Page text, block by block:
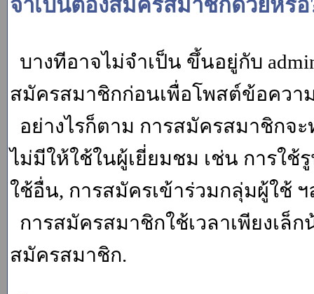
จำเป็นต้องสมัครสมาชิกด้วยหรือ
บางทีอาจไม่จำเป็น ขึ้นอยู่กับ
สมัครสมาชิกก่อนเพื่อโพสต์ข้อควา
อย่างไรก็ตาม การสมัครสมาชิก
ไม่มีให้ใช้ในผู้เยี่ยมชม เช่น การใช้
ใช้อื่น, การสมัครเข้าร่วมกลุ่มผู้ใช้ ฯ
การสมัครสมาชิกใช้เวลาเพียงเ
สมัครสมาชิก.